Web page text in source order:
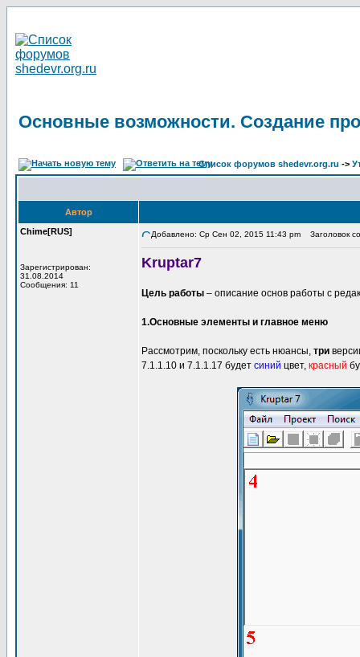
Основные возможности. Создание
Список форумов shedevr.org.ru ->
Автор
Chime[RUS]
Зарегистрирован:
31.08.2014
Сообщения: 11
Добавлено: Ср Сен 02, 2015 11:43 pm Заголовок
Kruptar7
Цель работы – описание основ работы с
1.Основные элементы и главное меню
Рассмотрим, поскольку есть нюансы, три
7.1.1.10 и 7.1.1.17 будет синий цвет, красный